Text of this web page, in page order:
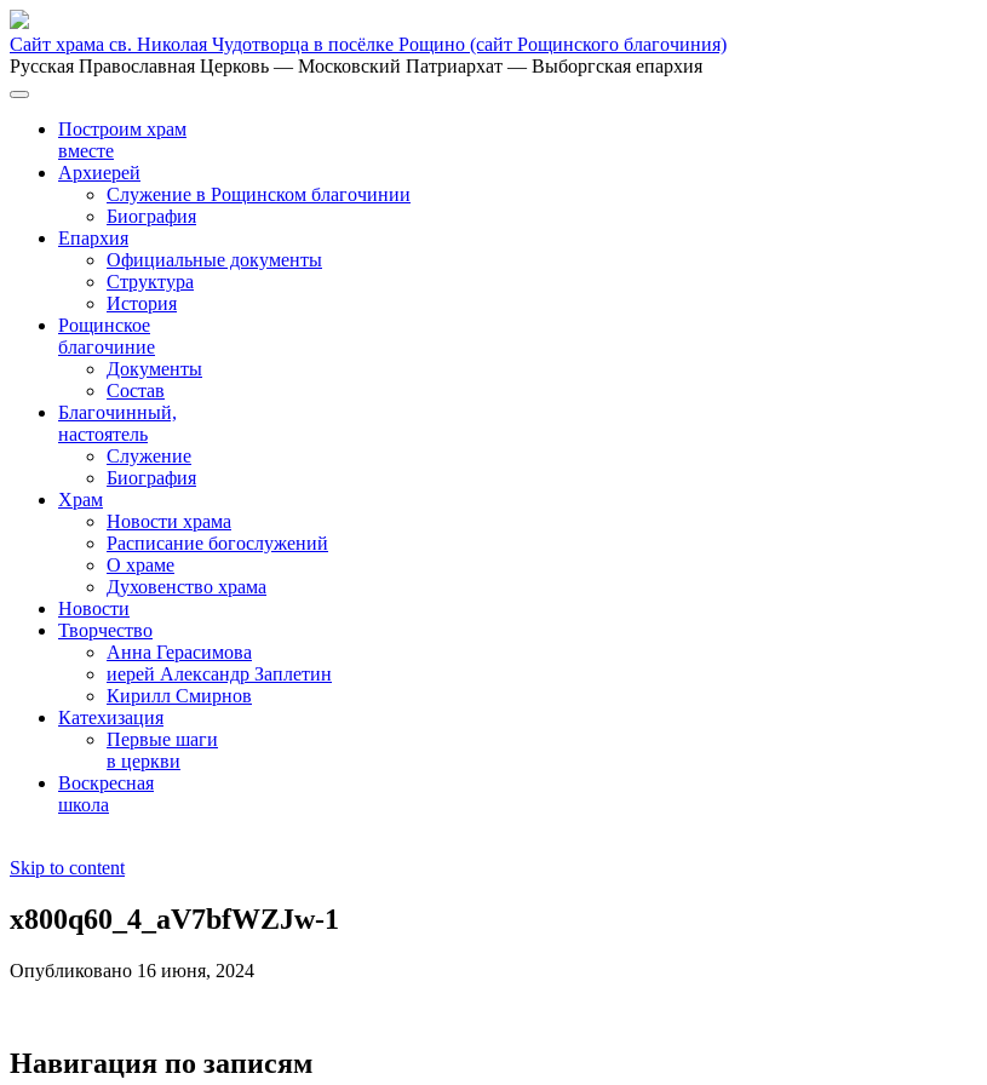
Сайт храма св. Николая Чудотворца в посёлке Рощино (сайт Рощинского благочиния)
Русская Православная Церковь — Московский Патриархат — Выборгская епархия
Построим храм
вместе
Архиерей
Служение в Рощинском благочинии
Биография
Епархия
Официальные документы
Структура
История
Рощинское
благочиние
Документы
Состав
Благочинный,
настоятель
Служение
Биография
Храм
Новости храма
Расписание богослужений
О храме
Духовенство храма
Новости
Творчество
Анна Герасимова
иерей Александр Заплетин
Кирилл Смирнов
Катехизация
Первые шаги
в церкви
Воскресная
школа
Skip to content
x800q60_4_aV7bfWZJw-1
Опубликовано 16 июня, 2024
Навигация по записям